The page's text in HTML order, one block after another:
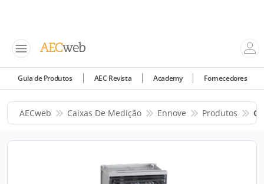
Guia de Produtos AEC Revista Academy Fornecedores
AECweb Caixas De Medição Ennove Produtos